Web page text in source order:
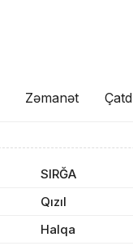
Zəmanət
SIRĞA
Qızıl
Halqa
Sifarişin